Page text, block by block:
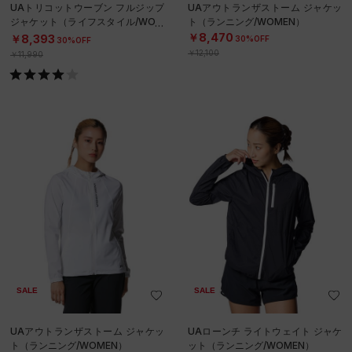
UAトリコットウーブン フルジップ
ジャケット（ライフスタイル/WOM
EN）
￥8,393 30%OFF
￥11,990
UAアウトランザストーム ジャケッ
ト（ランニング/WOMEN）
￥8,470 30%OFF
￥12,100
SALE
UAアウトランザストーム ジャケッ
ト（ランニング/WOMEN）
SALE
UAローンチ ライトウェイト ジャケ
ット（ランニング/WOMEN）